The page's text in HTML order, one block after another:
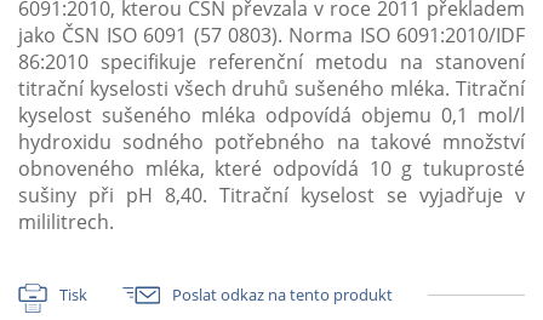
6091:2010, kterou ČSN převzala v roce 2011 překladem
jako ČSN ISO 6091 (57 0803). Norma ISO 6091:2010/IDF
86:2010 specifikuje referenční metodu na stanovení
titrační kyselosti všech druhů sušeného mléka. Titrační
kyselost sušeného mléka odpovídá objemu 0,1 mol/l
hydroxidu sodného potřebného na takové množství
obnoveného mléka, které odpovídá 10 g tukuprosté
sušiny při pH 8,40. Titrační kyselost se vyjadřuje v
mililitrech.
Tisk Poslat odkaz na tento produkt